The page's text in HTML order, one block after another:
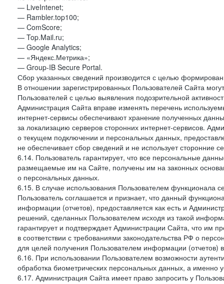
— LiveIntenet;
— Rambler.top100;
— ComScore;
— Top.Mail.ru;
— Google Analytics;
— «Яндекс.Метрика»;
— Group-IB Secure Portal.
Сбор указанных сведений производится с целью
В отношении зарегистрированных Пользователей Сайта
Пользователей с целью выявления подозрительной
Администрация Сайта вправе изменять перечень
интернет-сервисы обеспечивают хранение полученных
за локализацию серверов сторонних интернет-сервисов.
о текущем подключении и персональных данных,
не обеспечивает сбор сведений и не использует
6.14. Пользователь гарантирует, что все персональные
размещаемые им на Сайте, получены им на законных
о персональных данных.
6.15. В случае использования Пользователем функционала
Пользователь соглашается и признает, что данный
информации (отчетов), предоставляется как есть и
решений, сделанных Пользователем исходя из такой
гарантирует и подтверждает Администрации Сайта, что им
в соответствии с требованиями законодательства РФ о
для целей получения Пользователем информации (отчетов)
6.16. При использовании Пользователем возможности
обработка биометрических персональных данных, а именно
6.17. Администрация Сайта имеет право запросить у